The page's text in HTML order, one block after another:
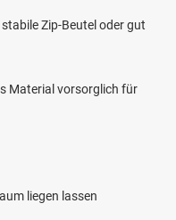
Zip-Beutel oder gut
Material vorsorglich für
liegen lassen